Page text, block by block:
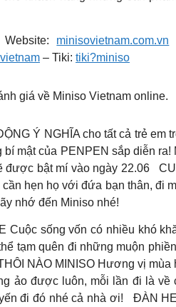
minisovietnam.com.vn
– Tiki: tiki?miniso
giá về Miniso Vietnam online.
Ý NGHĨA cho tất cả trẻ em
bí mật của PENPEN sắp diễn
được bật mí vào ngày 22.06
hẹn họ với đứa bạn thân, đi
nhớ đến Miniso nhé!
Cuộc sống vốn có nhiều khó
tạm quên đi những muộn
NÀO MINISO Hương vị mùa
ảo được luôn, mỗi lần đi là về
đi đó nhé cả nhà ơi!
ĐÀN